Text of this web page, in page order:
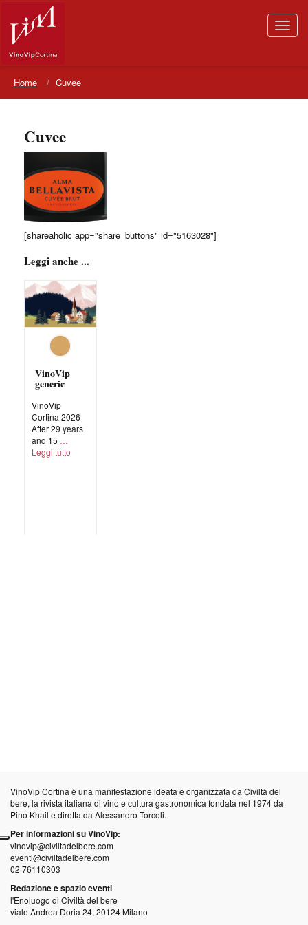
Home Cuvee
Cuvee
[shareaholic app="share_buttons" id="5163028"]
Leggi anche ...
VinoVip
generic
VinoVip
Cortina 2026
After 29 years
and 15
Leggi tutto
VinoVip Cortina è una manifestazione ideata e organizzata da Civiltà del
bere, la rivista italiana di vino e cultura gastronomica fondata nel 1974 da
Pino Khail e diretta da Alessandro Torcoli.
Per informazioni su VinoVip:
vinovip@civiltadelbere.com
eventi@civiltadelbere.com
02 76110303
Redazione e spazio eventi
l'Enoluogo di Civiltà del bere
viale Andrea Doria 24, 20124 Milano